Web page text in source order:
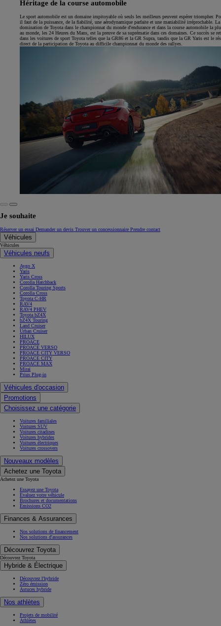
Héritage de la course automobile
Le sport automobile est un domaine impitoyable où seuls les meilleurs peuvent espérer triompher.
il faut de la puissance, de la fiabilité, une aérodynamique parfaite et une maniabilité irréprochable. La
domination de Toyota dans le championnat du monde d'endurance et dans la course automobile la
au monde, les 24 Heures du Mans, est la preuve de sa suprématie dans ces domaines. Ce succès se
dans les voitures de sport Toyota telles que la GR86 et la GR Supra, tandis que la GR Yaris est le
direct de la participation de Toyota au difficile championnat du monde des rallyes.
Je souhaite
Réserver un essai Demander un devis Trouver un concessionnaire Prendre contact
Véhicules
Véhicules
Véhicules neufs
Aygo X
Yaris
Yaris Cross
Corolla Hatchback
Corolla Touring Sports
Corolla Cross
Toyota C-HR
RAV4
RAV4 PHEV
Toyota bZ4X
bZ4X Touring
Land Cruiser
Urban Cruiser
HILUX
PROACE
PROACE VERSO
PROACE CITY VERSO
PROACE CITY
PROACE MAX
Mirai
Prius Plug-in
Véhicules d'occasion
Promotions
Choisissez une catégorie
Voitures familiales
Voitures SUV
Voitures citadines
Voitures hybrides
Voitures électriques
Voitures crossovers
Nouveaux modèles
Achetez une Toyota
Achetez une Toyota
Essayez une Toyota
Évaluez votre véhicule
Brochures et documentations
Émissions CO2
Finances & Assurances
Nos solutions de financement
Nos solutions d'assurances
Découvrez Toyota
Découvrez Toyota
Hybride & Électrique
Découvrez l'hybride
Zéro émission
Astuces hybride
Nos athlètes
Projets de mobilité
Athlètes